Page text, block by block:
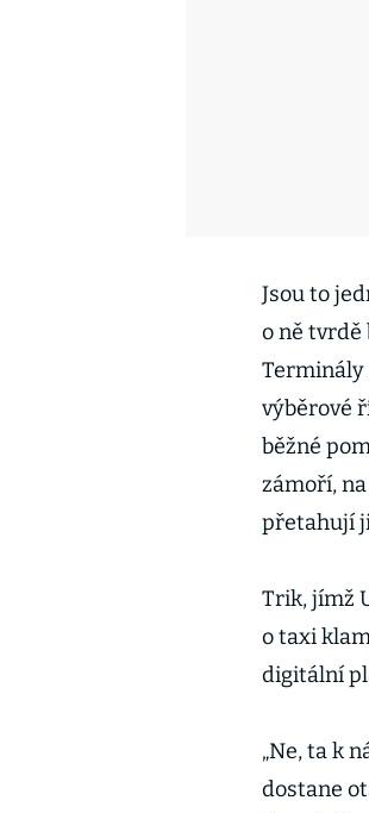
Jsou to
o ně tvrdě
Terminály
výběrové
běžné
zámoří,
přetahují
Trik, jímž
o taxi
digitální
„Ne, ta k
dostane